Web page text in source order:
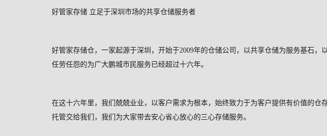
好管家存储 立足于深圳市场的共享仓储服务者
好管家存储仓，一家起源于深圳，开始于2009年的仓储公司，以共享仓储为服务基石，
任劳任怨的为广大鹏城市民服务已经超过十六年。
在这十六年里，我们兢兢业业，以客户需求为根本，始终致力于为客户提供有价值的仓
托管交给我们，我们为大家带去安心省心放心的三心存储服务。